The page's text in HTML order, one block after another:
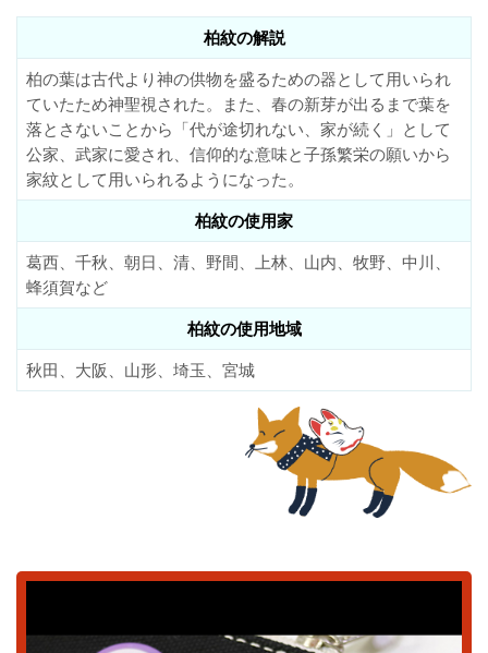
柏紋の解説
柏の葉は古代より神の供物を盛るための器として用いられ
ていたため神聖視された。また、春の新芽が出るまで葉を
落とさないことから「代が途切れない、家が続く」として
公家、武家に愛され、信仰的な意味と子孫繁栄の願いから
家紋として用いられるようになった。
柏紋の使用家
葛西、千秋、朝日、清、野間、上林、山内、牧野、中川、
蜂須賀など
柏紋の使用地域
秋田、大阪、山形、埼玉、宮城